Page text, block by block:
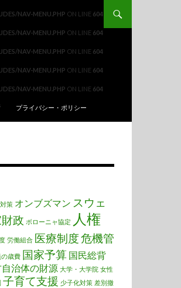
NAV-MENU.PHP ON LINE 604
NAV-MENU.PHP ON LINE 604
NAV-MENU.PHP ON LINE 604
NAV-MENU.PHP ON LINE 604
NAV-MENU.PHP ON LINE 604
プライバシー・ポリシー
策 オンブズマン スウェ
政 ボローニャ協定
人権
労働組合 医療制度危機管
歳費 国家予算 国民総背
治体の財源 大学・大学院 女性
子育て支援 少子化対策 差別撤